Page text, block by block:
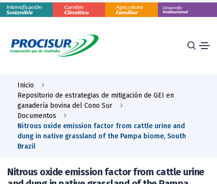
Inicio
Repositorio de estrategias de mitigación de GEI en
ganadería bovina del Cono Sur
Documentos
Nitrous oxide emission factor from cattle urine and
dung in native grassland of the Pampa biome, South
Brazil
Nitrous oxide emission factor from cattle urine